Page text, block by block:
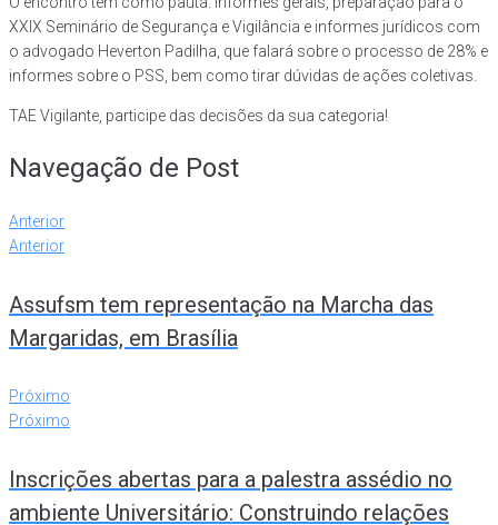
XXIX Seminário de Segurança e Vigilância e informes jurídicos com
o advogado Heverton Padilha, que falará sobre o processo de 28% e
informes sobre o PSS, bem como tirar dúvidas de ações coletivas.
TAE Vigilante, participe das decisões da sua categoria!
Navegação de Post
Anterior
Anterior
Assufsm tem representação na Marcha das
Margaridas, em Brasília
Próximo
Próximo
Inscrições abertas para a palestra assédio no
ambiente Universitário: Construindo relações